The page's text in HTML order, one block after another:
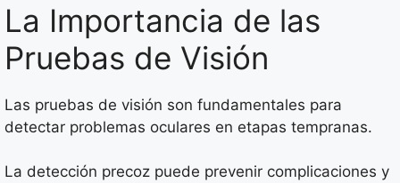
La Importancia de las
Pruebas de Visión
Las pruebas de visión son fundamentales para
detectar problemas oculares en etapas tempranas.
La detección precoz puede prevenir complicaciones y